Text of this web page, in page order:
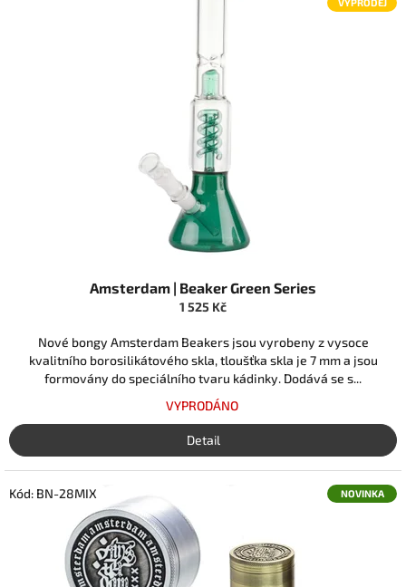
Amsterdam | Beaker Green Series
1 525 Kč
Nové bongy Amsterdam Beakers jsou vyrobeny z vysoce
kvalitního borosilikátového skla, tloušťka skla je 7 mm a jsou
formovány do speciálního tvaru kádinky. Dodává se s...
VYPRODÁNO
Detail
NOVINKA
Kód: BN-28MIX